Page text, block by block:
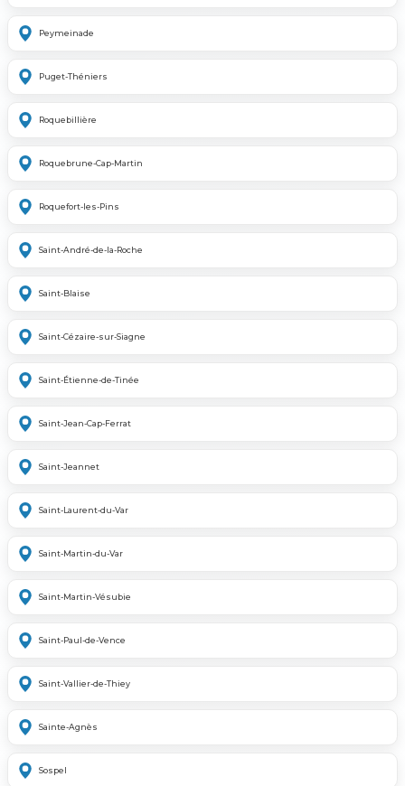
Peymeinade
Puget-Théniers
Roquebillière
Roquebrune-Cap-Martin
Roquefort-les-Pins
Saint-André-de-la-Roche
Saint-Blaise
Saint-Cézaire-sur-Siagne
Saint-Étienne-de-Tinée
Saint-Jean-Cap-Ferrat
Saint-Jeannet
Saint-Laurent-du-Var
Saint-Martin-du-Var
Saint-Martin-Vésubie
Saint-Paul-de-Vence
Saint-Vallier-de-Thiey
Sainte-Agnès
Sospel